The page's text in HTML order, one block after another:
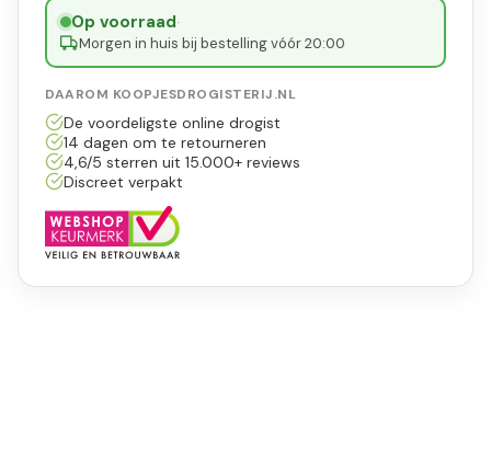
Op voorraad·
Morgen in huis bij bestelling vóór 20:00
DAAROM KOOPJESDROGISTERIJ.NL
De voordeligste online drogist
14 dagen om te retourneren
4,6/5 sterren uit 15.000+ reviews
Discreet verpakt